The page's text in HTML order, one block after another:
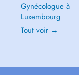
Gynécologue à
Luxembourg
Tout voir →